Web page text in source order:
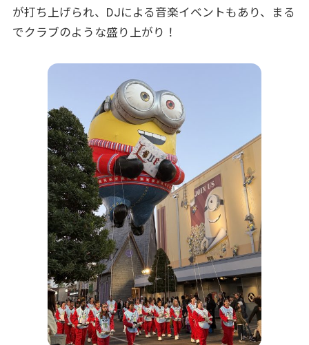
が打ち上げられ、DJによる音楽イベントもあり、まる
でクラブのような盛り上がり！